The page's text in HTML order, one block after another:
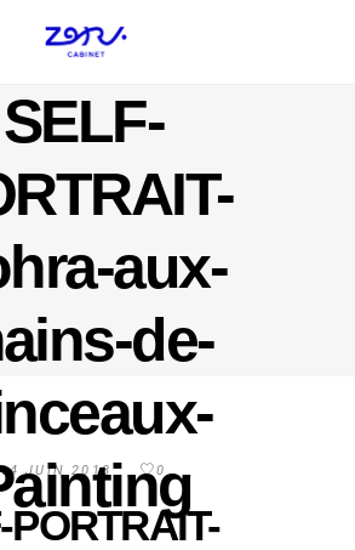
SELF-
aux-
de-
14 JUIN 2018 0
PORTRAIT-